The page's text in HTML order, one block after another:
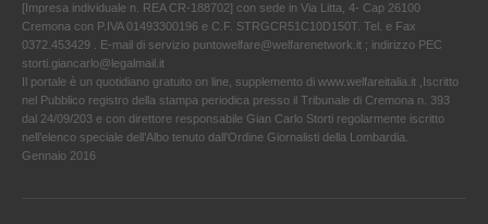
[Impresa individuale n. REA CR-188702] con sede in Via Litta, 4- Cap 26100
Cremona con P.IVA 01493300196 e C.F. STRGCR51C10D150T. Tel. e Fax
0372.453429 . E-mail di servizio puntowelfare@welfarenetwork.it ; indirizzo PEC
storti.giancarlo@legalmail.it
Il portale è un quotidiano gratuito on line, supplemento di www.welfareitalia.it ,Iscritto
nel Pubblico registro della stampa periodica presso il Tribunale di Cremona n. 393
dal 24/09/203 e con direttore responsabile Gian Carlo Storti regolarmente iscritto
nell’elenco speciale dell’Albo tenuto dall’Ordine Giornalisti della Lombardia.
Gennaio 2016